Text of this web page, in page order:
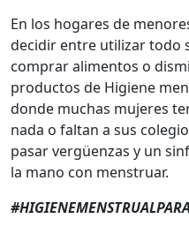
En los hogares de
decidir entre utilizar todo
comprar alimentos o
productos de Higiene
donde muchas mujeres
nada o faltan a sus
pasar vergüenzas y un
la mano con menstruar.